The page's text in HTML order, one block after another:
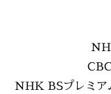
NHK BSプレミア